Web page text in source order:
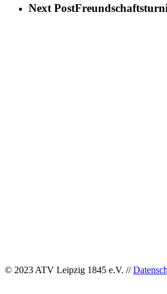
Next Post
© 2023 ATV Leipzig 1845 e.V. //